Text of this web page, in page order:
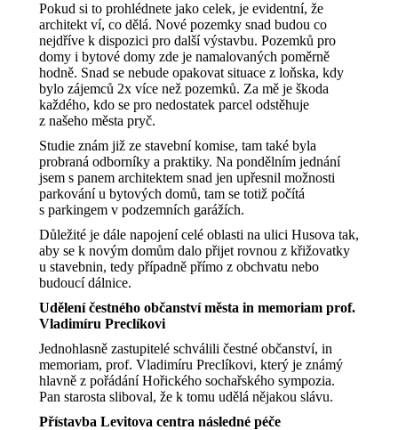
Pokud si to prohlédnete jako celek, je evidentní, že
architekt ví, co dělá. Nové pozemky snad budou co
nejdříve k dispozici pro další výstavbu. Pozemků pro
domy i bytové domy zde je namalovaných poměrně
hodně. Snad se nebude opakovat situace z loňska, kdy
bylo zájemců 2x více než pozemků. Za mě je škoda
každého, kdo se pro nedostatek parcel odstěhuje
z našeho města pryč.
Studie znám již ze stavební komise, tam také byla
probraná odborníky a praktiky. Na pondělním jednání
jsem s panem architektem snad jen upřesnil možnosti
parkování u bytových domů, tam se totiž počítá
s parkingem v podzemních garážích.
Důležité je dále napojení celé oblasti na ulici Husova tak,
aby se k novým domům dalo přijet rovnou z křižovatky
u stavebnin, tedy případně přímo z obchvatu nebo
budoucí dálnice.
Udělení čestného občanství města in memoriam prof.
Vladimíru Preclíkovi
Jednohlasně zastupitelé schválili čestné občanství, in
memoriam, prof. Vladimíru Preclíkovi, který je známý
hlavně z pořádání Hořického sochařského sympozia.
Pan starosta sliboval, že k tomu udělá nějakou slávu.
Přístavba Levitova centra následné péče